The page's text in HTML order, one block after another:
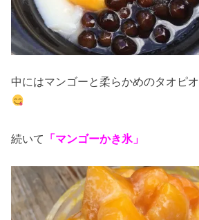
中にはマンゴーと柔らかめのタオピ
続いて 「マンゴーかき氷」